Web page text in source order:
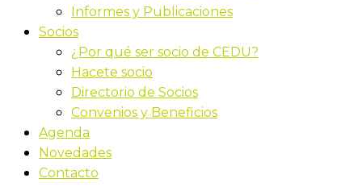
Informes y Publicaciones
Socios
¿Por qué ser socio de CEDU?
Hacete socio
Directorio de Socios
Convenios y Beneficios
Agenda
Novedades
Contacto